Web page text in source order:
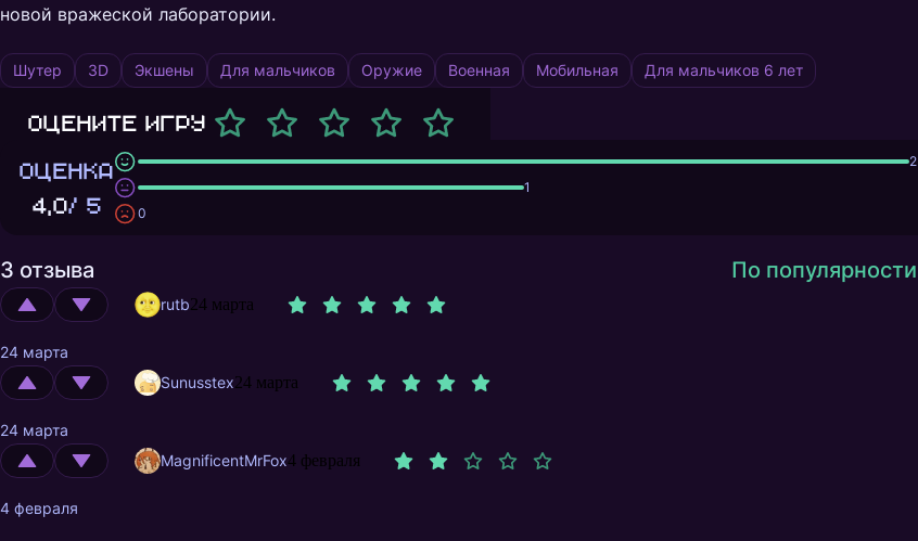
новой вражеской лаборатории.
Шутер 3D Экшены Для мальчиков Оружие Военная Мобильная Для мальчиков 6 лет
Оцените игру
ОЦЕНКА
4,0/ 5
2
1
0
3 отзыва По популярности
rutb24 марта
24 марта
Sunusstex24 марта
24 марта
MagnificentMrFox4 февраля
4 февраля